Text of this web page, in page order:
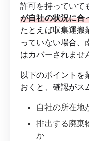
許可を持っていて
が自社の状況に合
たとえば収集運搬
っていない場合、
はカバーされませ
以下のポイントを
おくと、確認がス
自社の所在地
排出する廃棄
か